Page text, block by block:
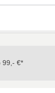
99,- €*